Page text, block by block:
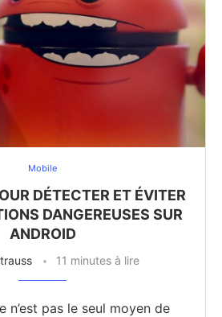
Mobile
DÉTECTER ET ÉVITER
DANGEREUSES SUR
ANDROID
11 minutes à lire
n’est pas le seul moyen de